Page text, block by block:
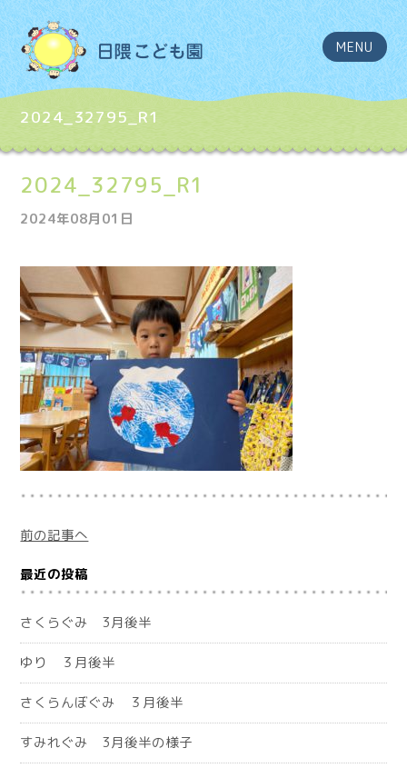
MENU
2024_32795_R1
2024_32795_R1
2024年08月01日
前の記事へ
最近の投稿
さくらぐみ 3月後半
ゆり ３月後半
さくらんぼぐみ ３月後半
すみれぐみ 3月後半の様子